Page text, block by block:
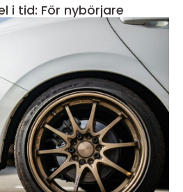
i tid: För nybörjare